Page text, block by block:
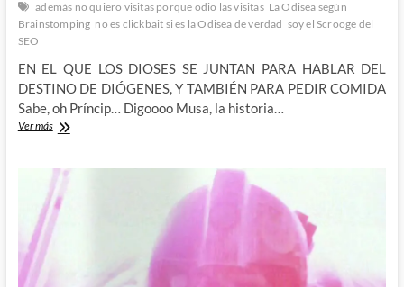
además no quiero visitas porque odio las visitas La Odisea según
Brainstomping no es clickbait si es la Odisea de verdad soy el Scrooge del
SEO
EN EL QUE LOS DIOSES SE JUNTAN PARA HABLAR DEL
DESTINO DE DIÓGENES, Y TAMBIÉN PARA PEDIR COMIDA
Sabe, oh Príncip… Digoooo Musa, la historia…
Ver másLa
Brainstomping:
Capítulo
I,
parte